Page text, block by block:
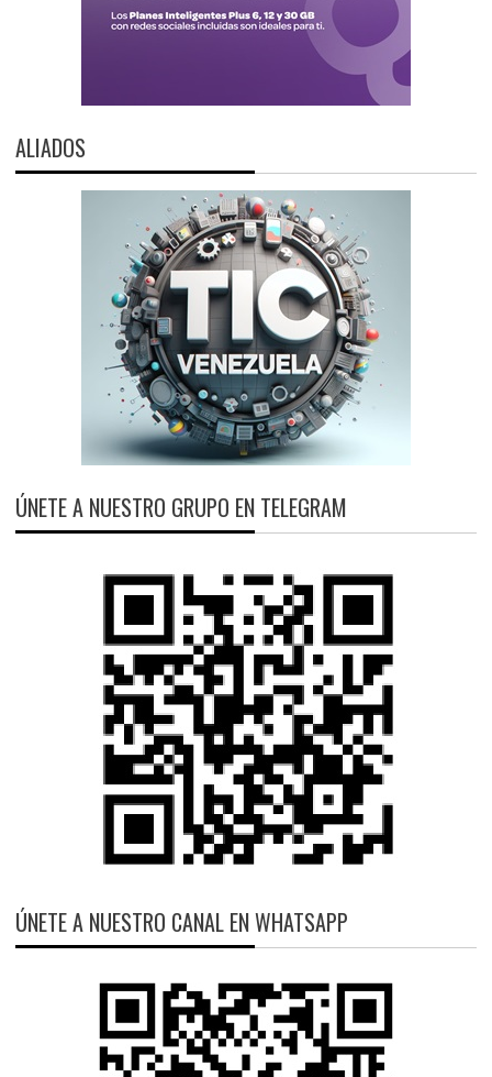
ALIADOS
ÚNETE A NUESTRO GRUPO EN TELEGRAM
ÚNETE A NUESTRO CANAL EN WHATSAPP